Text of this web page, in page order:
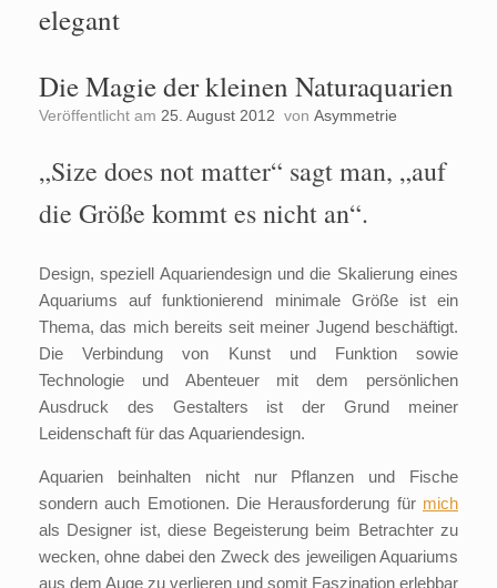
elegant
Die Magie der kleinen Naturaquarien
Veröffentlicht am 25. August 2012 von Asymmetrie
„Size does not matter“ sagt man, „auf
die Größe kommt es nicht an“.
Design, speziell Aquariendesign und die Skalierung eines
Aquariums auf funktionierend minimale Größe ist ein
Thema, das mich bereits seit meiner Jugend beschäftigt.
Die Verbindung von Kunst und Funktion sowie
Technologie und Abenteuer mit dem persönlichen
Ausdruck des Gestalters ist der Grund meiner
Leidenschaft für das Aquariendesign.
Aquarien beinhalten nicht nur Pflanzen und Fische
sondern auch Emotionen. Die Herausforderung für mich
als Designer ist, diese Begeisterung beim Betrachter zu
wecken, ohne dabei den Zweck des jeweiligen Aquariums
aus dem Auge zu verlieren und somit Faszination erlebbar